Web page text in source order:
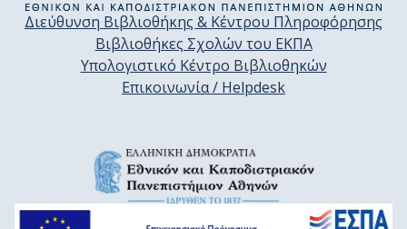
Διεύθυνση Βιβλιοθήκης & Κέντρου Πληροφόρησης
Βιβλιοθήκες Σχολών του ΕΚΠΑ
Υπολογιστικό Κέντρο Βιβλιοθηκών
Επικοινωνία / Helpdesk